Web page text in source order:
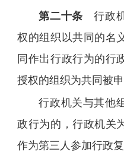
第二十条 行政
权的组织以共同的名
同作出行政行为的行
授权的组织为共同被申
行政机关与其他
政行为的，行政机关
作为第三人参加行政复